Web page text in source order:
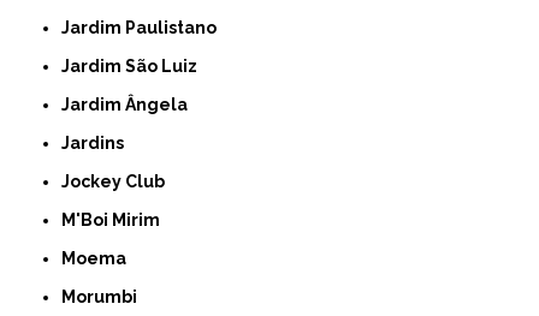
Jardim Paulistano
Jardim São Luiz
Jardim Ângela
Jardins
Jockey Club
M'Boi Mirim
Moema
Morumbi